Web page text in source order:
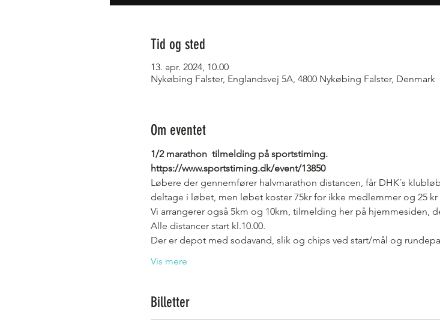
Tid og sted
13. apr. 2024, 10.00
Nykøbing Falster, Englandsvej 5A, 4800 Nykøbing Falster, Denmark
Om eventet
1/2 marathon  tilmelding på sportstiming.
https://www.sportstiming.dk/event/13850
Løbere der gennemfører halvmarathon distancen, får DHK´s
deltage i løbet, men løbet koster 75kr for ikke medlemmer og 25
Vi arrangerer også 5km og 10km, tilmelding her på hjemmesiden,
Alle distancer start kl.10.00.
Der er depot med sodavand, slik og chips ved start/mål og
Vis mere
Billetter